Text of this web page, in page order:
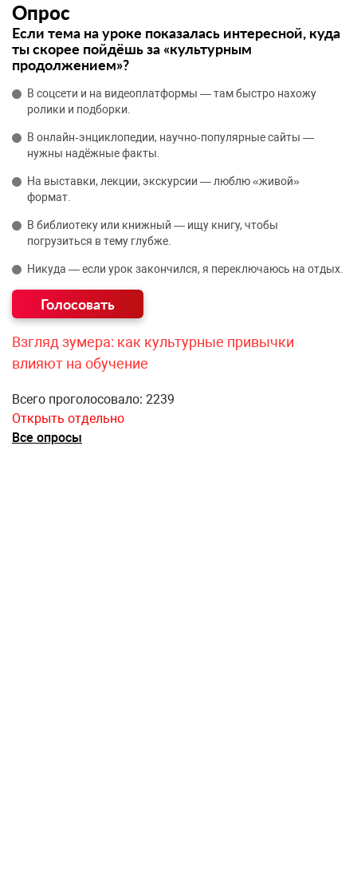
Опрос
Если тема на уроке показалась интересной, куда
ты скорее пойдёшь за «культурным
продолжением»?
В соцсети и на видеоплатформы — там быстро нахожу
ролики и подборки.
В онлайн‑энциклопедии, научно‑популярные сайты —
нужны надёжные факты.
На выставки, лекции, экскурсии — люблю «живой»
формат.
В библиотеку или книжный — ищу книгу, чтобы
погрузиться в тему глубже.
Никуда — если урок закончился, я переключаюсь на отдых.
Взгляд зумера: как культурные привычки
влияют на обучение
Всего проголосовало: 2239
Открыть отдельно
Все опросы